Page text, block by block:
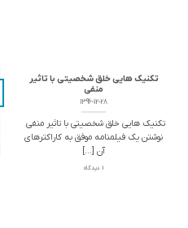
تکنیک هایی خلق شخصیتی با تاثیر
منفی
1396-12-28
تکنیک هایی خلق شخصیتی با تاثیر منفی
نوشتن یک فیلمنامه موفق به کاراکترهای
آن [...]
1 دیدگاه